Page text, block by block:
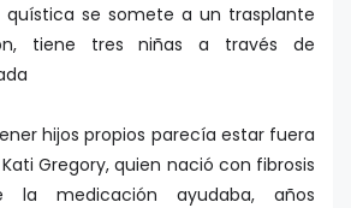
quística se somete a un trasplante
tiene tres niñas a través de
hijos propios parecía estar fuera
Gregory, quien nació con fibrosis
la medicación ayudaba, años